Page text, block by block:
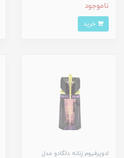
ناموجود
ادوپرفیوم زنانه دلگادو مدل